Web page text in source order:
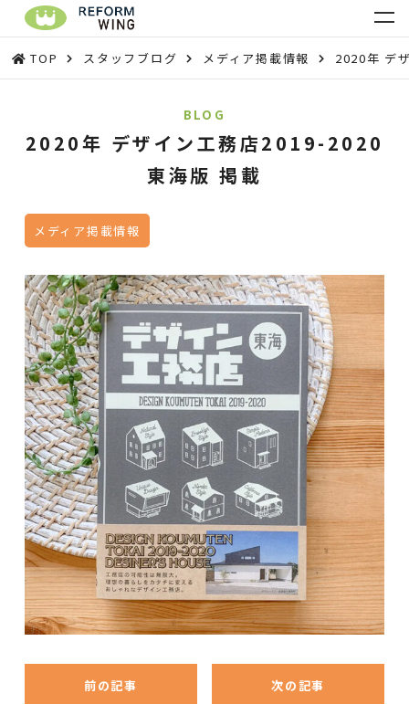
TOP スタッフブログ メディア掲載情報 2020年 デ
BLOG
2020年 デザイン工務店2019-2020
東海版 掲載
メディア掲載情報
前の記事 次の記事